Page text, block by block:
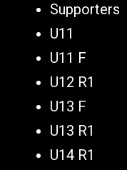
Supporters
U11
U11 F
U12 R1
U13 F
U13 R1
U14 R1